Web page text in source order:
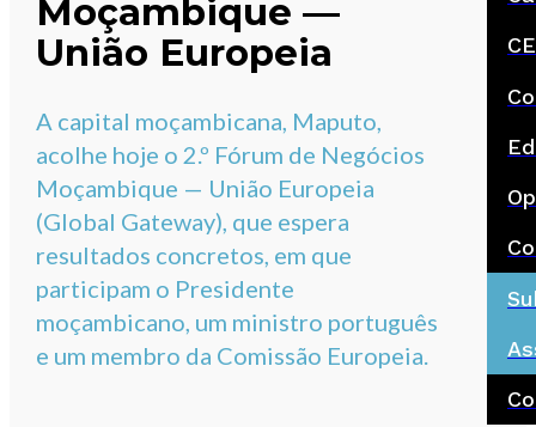
Moçambique —
União Europeia
A capital moçambicana, Maputo,
acolhe hoje o 2.º Fórum de Negócios
Moçambique — União Europeia
(Global Gateway), que espera
resultados concretos, em que
participam o Presidente
moçambicano, um ministro português
e um membro da Comissão Europeia.